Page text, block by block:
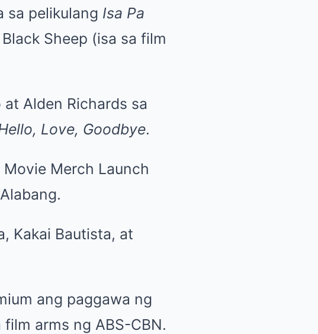
sa pelikulang Isa Pa
Sheep (isa sa film
Alden Richards sa
Love, Goodbye.
Merch Launch
Kakai Bautista, at
ang paggawa ng
arms ng ABS-CBN.